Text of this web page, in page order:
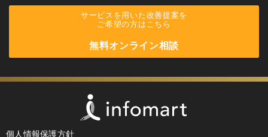
サービスを用いた改善提案を
ご希望の方はこちら
無料オンライン相談
個人情報保護方針